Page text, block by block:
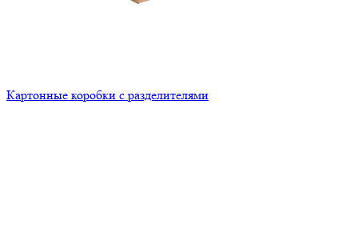
Картонные коробки с разделителями